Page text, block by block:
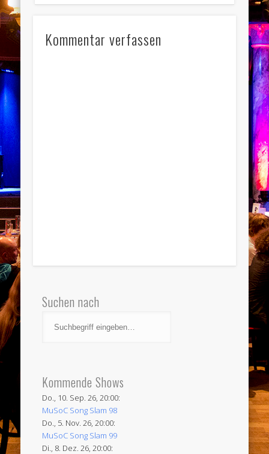
Kommentar verfassen
Suchen nach
Kommende Shows
Do., 10. Sep. 26, 20:00:
MuSoC Song Slam 98
Do., 5. Nov. 26, 20:00:
MuSoC Song Slam 99
Di., 8. Dez. 26, 20:00: